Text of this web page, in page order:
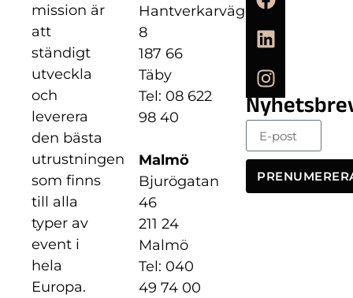
mission är
att
ständigt
utveckla
och
leverera
den bästa
utrustningen
som finns
till alla
typer av
event i
hela
Europa.
Hantverkarvägen
8
187 66
Täby
Tel: 08 622
98 40
Malmö
Bjurögatan
46
211 24
Malmö
Tel: 040
49 74 00